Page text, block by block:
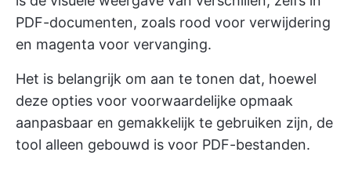
PDF-documenten, zoals rood voor verwijdering
en magenta voor vervanging.
Het is belangrijk om aan te tonen dat, hoewel
deze opties voor voorwaardelijke opmaak
aanpasbaar en gemakkelijk te gebruiken zijn, de
tool alleen gebouwd is voor PDF-bestanden.